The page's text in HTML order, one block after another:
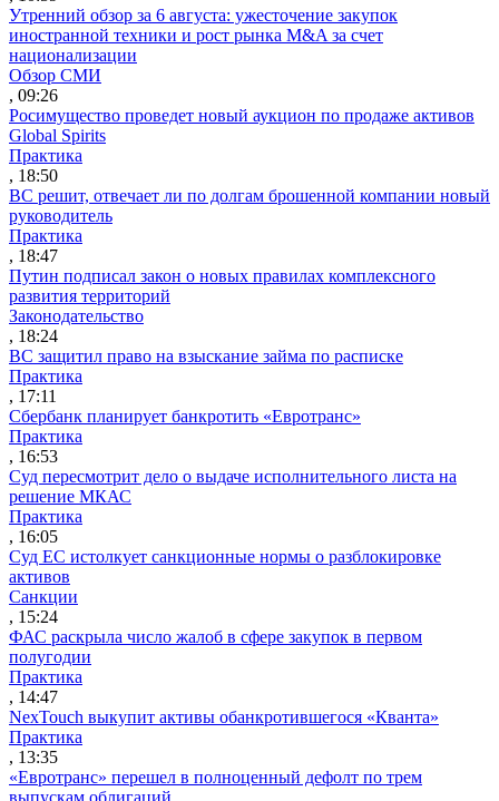
Утренний обзор за 6 августа: ужесточение закупок
иностранной техники и рост рынка M&A за счет
национализации
Обзор СМИ
, 09:26
Росимущество проведет новый аукцион по продаже активов
Global Spirits
Практика
, 18:50
ВС решит, отвечает ли по долгам брошенной компании новый
руководитель
Практика
, 18:47
Путин подписал закон о новых правилах комплексного
развития территорий
Законодательство
, 18:24
ВС защитил право на взыскание займа по расписке
Практика
, 17:11
Сбербанк планирует банкротить «Евротранс»
Практика
, 16:53
Суд пересмотрит дело о выдаче исполнительного листа на
решение МКАС
Практика
, 16:05
Суд ЕС истолкует санкционные нормы о разблокировке
активов
Санкции
, 15:24
ФАС раскрыла число жалоб в сфере закупок в первом
полугодии
Практика
, 14:47
NexTouch выкупит активы обанкротившегося «Кванта»
Практика
, 13:35
«Евротранс» перешел в полноценный дефолт по трем
выпускам облигаций